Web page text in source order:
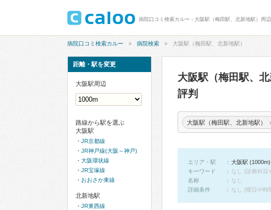
病院口コミ検索カルー - 大阪駅（梅田駅、北新地駅）周
病院口コミ検索カルー 病院検索 大阪駅（梅田駅、北新地駅）
大阪駅（梅田駅、
評判
大阪駅（梅田駅、北新地駅）
エリア・駅
大阪駅 (1000m)
キーワード
なし (診療科目
名称
なし
詳細条件
なし (曜日や時
距離・駅を変更
大阪駅周辺
路線から駅を選ぶ
大阪駅
JR京都線
JR神戸線(大阪～神戸)
大阪環状線
JR宝塚線
おおさか東線
北新地駅
JR東西線